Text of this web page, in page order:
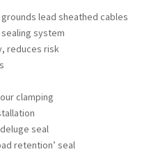
lead sheathed cables
sealing system
reduces risk
clamping
seal
retention’ seal